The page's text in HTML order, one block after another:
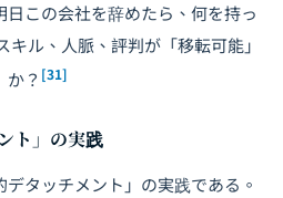
この会社を辞めたら、何を持っ
ル、人脈、評判が「移転可能」
？ [31]
ト」の実践
タッチメント」の実践である。